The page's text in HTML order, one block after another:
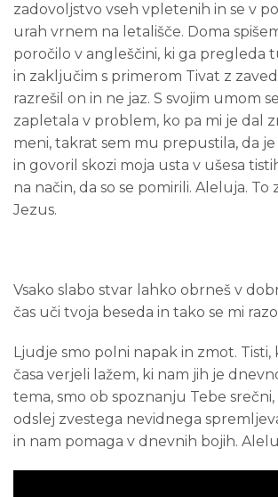
zadovoljstvo vseh vpletenih in se v
urah vrnem na letališče. Doma
poročilo v angleščini, ki ga pregleda
in zaključim s primerom Tivat z
razrešil on in ne jaz. S svojim umom
zapletala v problem, ko pa mi je dal
meni, takrat sem mu prepustila, da
in govoril skozi moja usta v ušesa
na način, da so se pomirili. Aleluja. To
Jezus.
Vsako slabo stvar lahko obrneš v
čas uči tvoja beseda in tako se mi
Ljudje smo polni napak in zmot. Tisti,
časa verjeli lažem, ki nam jih je
tema, smo ob spoznanju Tebe srečni,
odslej zvestega nevidnega
in nam pomaga v dnevnih bojih.